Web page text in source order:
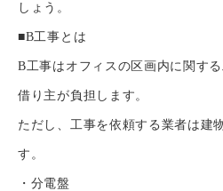
しょう。
■B工事とは
B工事はオフィスの区画内に関す
借り主が負担します。
ただし、工事を依頼する業者は建
す。
・分電盤